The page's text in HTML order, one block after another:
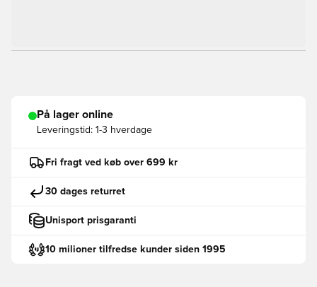
På lager online
Leveringstid: 1-3 hverdage
Fri fragt ved køb over 699 kr
30 dages returret
Unisport prisgaranti
10 milioner tilfredse kunder siden 1995